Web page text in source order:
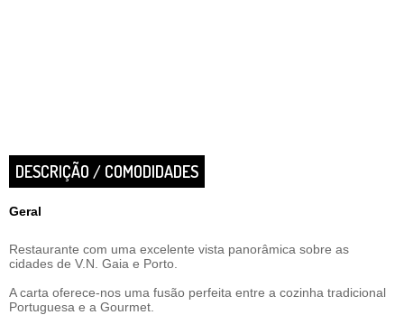
DESCRIÇÃO / COMODIDADES
Geral
Restaurante com uma excelente vista panorâmica sobre as
cidades de V.N. Gaia e Porto.
A carta oferece-nos uma fusão perfeita entre a cozinha tradicional
Portuguesa e a Gourmet.